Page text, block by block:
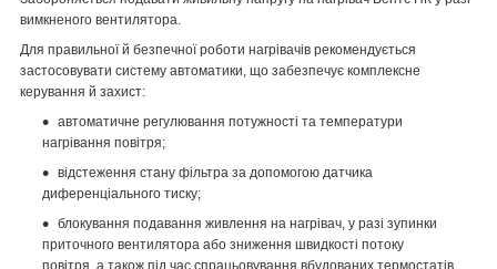
вимкненого вентилятора.
Для правильної й безпечної роботи нагрівачів рекомендується
застосовувати систему автоматики, що забезпечує комплексне
керування й захист:
автоматичне регулювання потужності та температури
нагрівання повітря;
відстеження стану фільтра за допомогою датчика
диференціального тиску;
блокування подавання живлення на нагрівач, у разі зупинки
приточного вентилятора або зниження швидкості потоку
повітря, а також під час спрацьовування вбудованих термостатів